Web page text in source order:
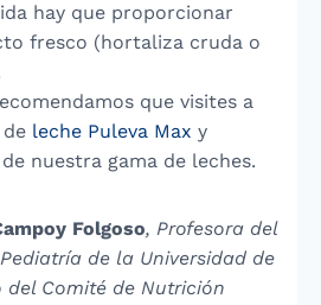
hay que proporcionar
fresco (hortaliza cruda o
que visites a
leche Puleva Max y
nuestra gama de leches.
Folgoso, Profesora del
de la Universidad de
del Comité de Nutrición